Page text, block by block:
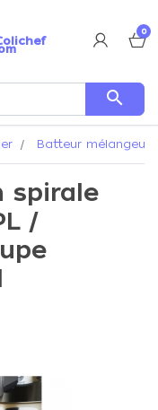
0
search
Batteur mélangeur
spirale
/